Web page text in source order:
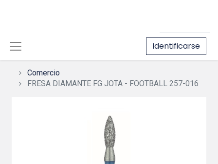
Identificarse
Comercio
FRESA DIAMANTE FG JOTA - FOOTBALL 257-016